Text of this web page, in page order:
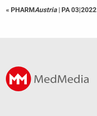
« PHARMAustria | PA 03|2022